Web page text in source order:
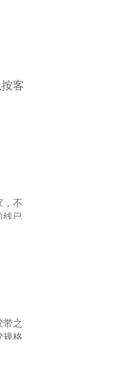
客
定
，不
线已
之
规格